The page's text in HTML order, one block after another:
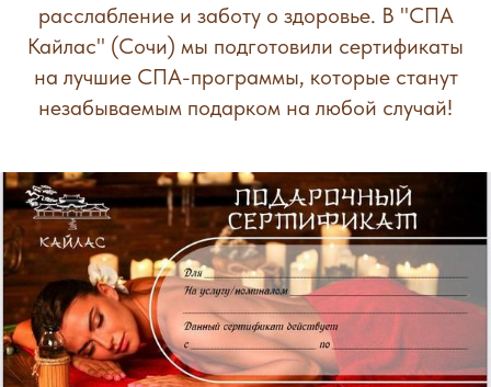
расслабление и заботу о здоровье. В "СПА
Кайлас" (Сочи) мы подготовили сертификаты
на лучшие СПА-программы, которые станут
незабываемым подарком на любой случай!